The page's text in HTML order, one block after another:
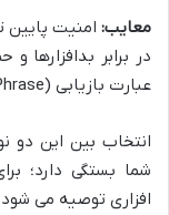
معایب: امنیت
در برابر بدافزارها
عبارت بازیابی (Seed Phrase).
انتخاب بین این دو
شما بستگی دارد؛
افزاری توصیه می شود